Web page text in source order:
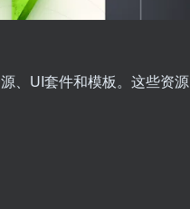
、UI套件和模板。这些资源